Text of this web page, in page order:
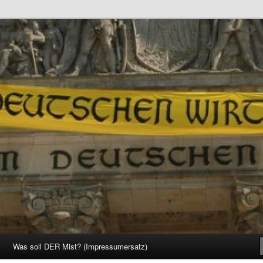
Was soll DER Mist? (Impressumersatz)